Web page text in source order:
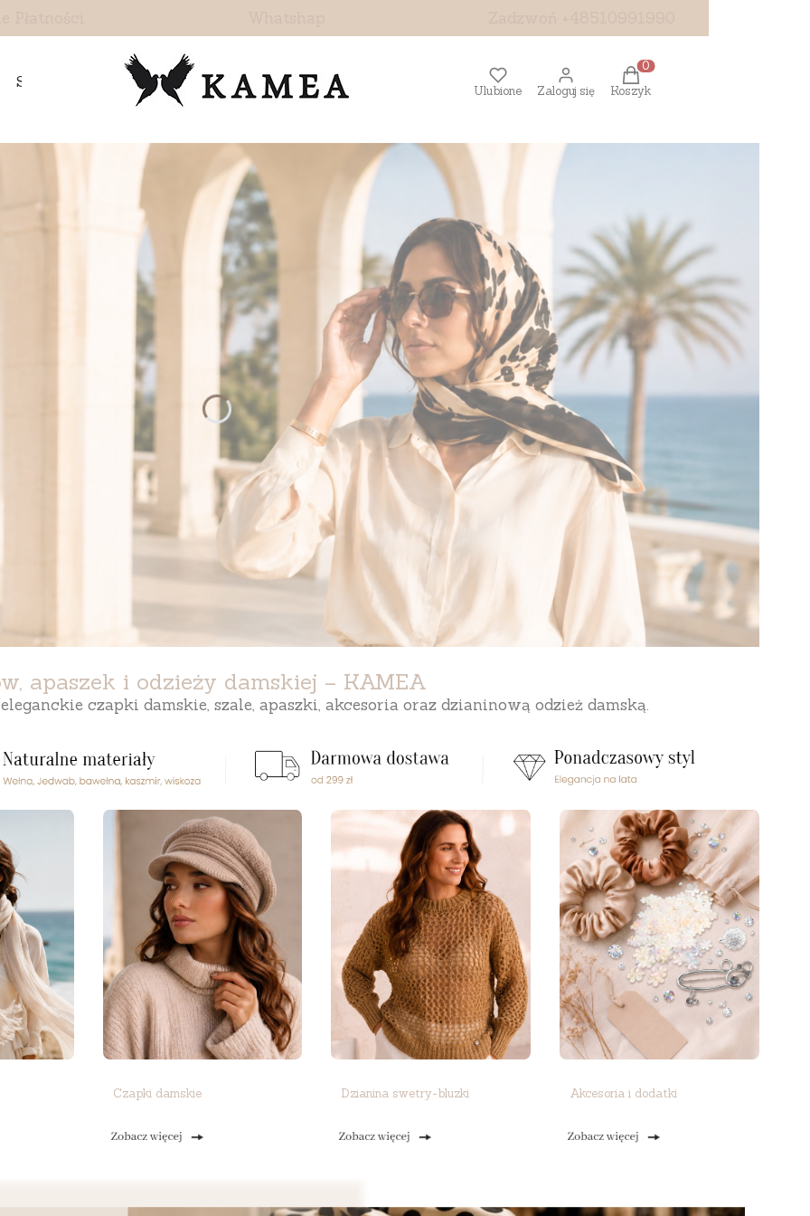
Skontaktuj się z nami
Ulubione Zaloguj się
Produkty w koszyku: 0.
Koszyk
apaszek i odzieży damskiej – KAMEA
czapki damskie, szale, apaszki, akcesoria oraz dzianinową odzież damską.
Czapki damskie Dzianina swetry-bluzki Akcesoria i dodatki